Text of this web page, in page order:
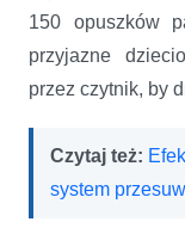
150 opuszków
przyjazne
przez czytnik, by
Czytaj też:
system